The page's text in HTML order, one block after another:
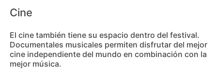
Cine
El cine también tiene su espacio dentro del festival.
Documentales musicales permiten disfrutar del mejor
cine independiente del mundo en combinación con la
mejor música.